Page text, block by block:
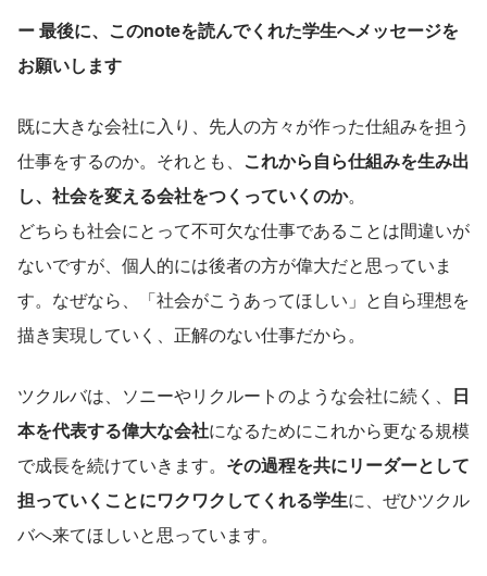
ー 最後に、このnoteを読んでくれた学生へメッセージを
お願いします
既に大きな会社に入り、先人の方々が作った仕組みを担う
仕事をするのか。それとも、 これから自ら仕組みを生み出
し、社会を変える会社をつくっていくのか。
どちらも社会にとって不可欠な仕事であることは間違いが
ないですが、個人的には後者の方が偉大だと思っていま
す。なぜなら、「社会がこうあってほしい」と自ら理想を
描き実現していく、正解のない仕事だから。
ツクルバは、ソニーやリクルートのような会社に続く、 日
本を代表する偉大な会社になるためにこれから更なる規模
で成長を続けていきます。 その過程を共にリーダーとして
担っていくことにワクワクしてくれる学生に、ぜひツクル
バへ来てほしいと思っています。